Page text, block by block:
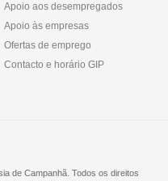
Apoio aos desempregados
Apoio às empresas
Ofertas de emprego
Contacto e horário GIP
de Campanhã. Todos os direitos